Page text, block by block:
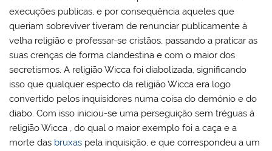
execuções publicas, e por consequência aqueles que
queriam sobreviver tiveram de renunciar publicamente á
velha religião e professar-se cristãos, passando a praticar as
suas crenças de forma clandestina e com o maior dos
secretismos. A religião Wicca foi diabolizada, significando
isso que qualquer especto da religião Wicca era logo
convertido pelos inquisidores numa coisa do demónio e do
diabo. Com isso iniciou-se uma perseguição sem tréguas á
religião Wicca , do qual o maior exemplo foi a caça e a
morte das bruxas pela inquisição, e que correspondeu a um